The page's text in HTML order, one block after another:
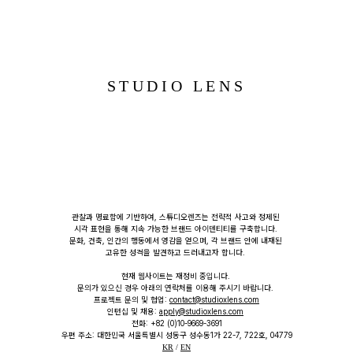
STUDIO LENS
관찰과 명료함에 기반하여, 스튜디오렌즈는 전략적 사고와 정제된
시각 표현을 통해 지속 가능한 브랜드 아이덴티티를 구축합니다.
문화, 건축, 인간의 행동에서 영감을 얻으며, 각 브랜드 안에 내재된
고유한 성격을 발견하고 드러내고자 합니다.
현재 웹사이트는 재정비 중입니다.
문의가 있으신 경우 아래의 연락처를 이용해 주시기 바랍니다.
프로젝트 문의 및 협업: contact@studioxlens.com
인턴십 및 채용: apply@studioxlens.com
전화: +82 (0)10-9669-3691
우편 주소: 대한민국 서울특별시 성동구 성수동1가 22-7, 722호, 04779
KR / EN